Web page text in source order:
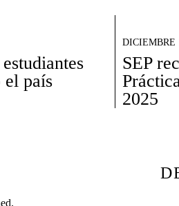
el país
DICIEMBRE
SEP
2025